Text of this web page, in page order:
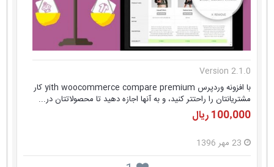
Version 2.1.0
با افزونه وردپرس yith woocommerce compare premium کار
مشتریانتان را راحتتر کنید، و به آنها اجازه دهید تا محصولاتتان در...
100٬000 ریال
23 مهر 1396